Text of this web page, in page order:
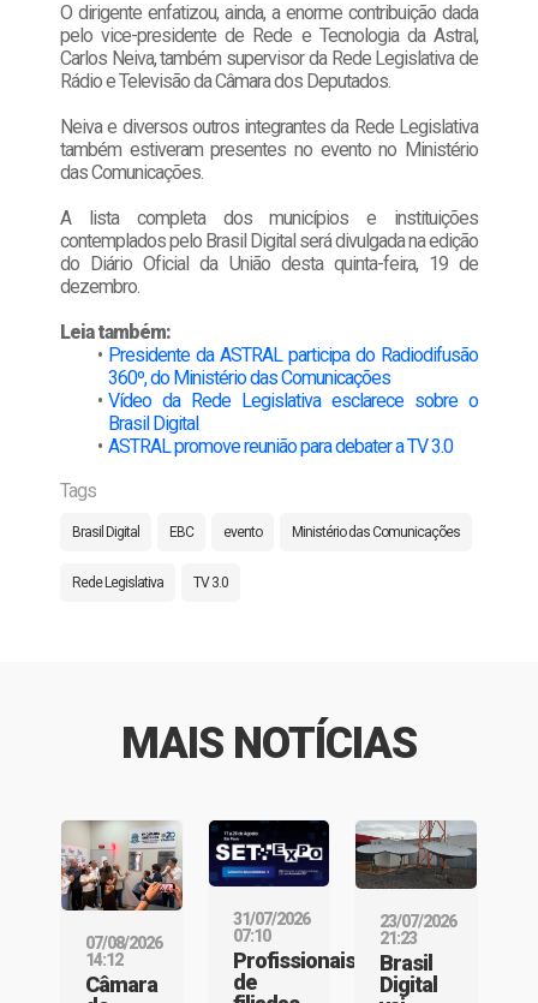
O dirigente enfatizou, ainda, a enorme contribuição dada
pelo vice-presidente de Rede e Tecnologia da Astral,
Carlos Neiva, também supervisor da Rede Legislativa de
Rádio e Televisão da Câmara dos Deputados.
Neiva e diversos outros integrantes da Rede Legislativa
também estiveram presentes no evento no Ministério
das Comunicações.
A lista completa dos municípios e instituições
contemplados pelo Brasil Digital será divulgada na edição
do Diário Oficial da União desta quinta-feira, 19 de
dezembro.
Leia também:
Presidente da ASTRAL participa do Radiodifusão
360º, do Ministério das Comunicações
Vídeo da Rede Legislativa esclarece sobre o
Brasil Digital
ASTRAL promove reunião para debater a TV 3.0
Tags
Brasil Digital EBC evento Ministério das Comunicações
Rede Legislativa TV 3.0
MAIS NOTÍCIAS
07/08/2026
14:12
Câmara
31/07/2026
07:10
Profissionais
de
23/07/2026
21:23
Brasil
Digital